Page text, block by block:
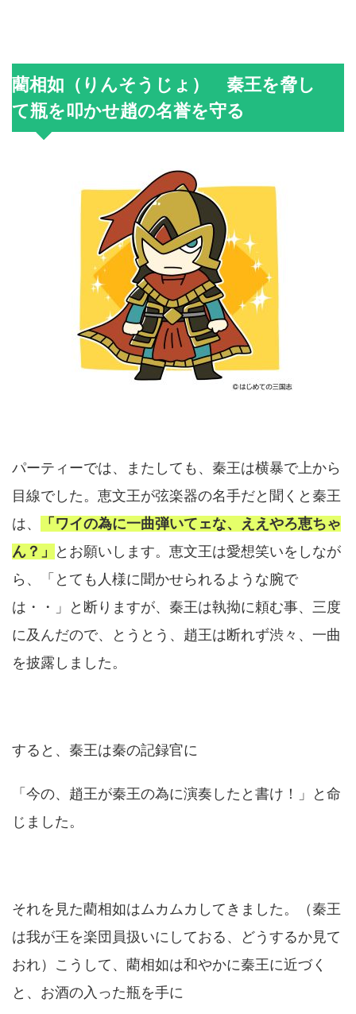
藺相如（りんそうじょ） 秦王を脅し
て瓶を叩かせ趙の名誉を守る
パーティーでは、またしても、秦王は横暴で上から
目線でした。恵文王が弦楽器の名手だと聞くと秦王
は、
「ワイの為に一曲弾いてェな、ええやろ恵ちゃ
ん？」
とお願いします。恵文王は愛想笑いをしなが
ら、「とても人様に聞かせられるような腕で
は・・」と断りますが、秦王は執拗に頼む事、三度
に及んだので、とうとう、趙王は断れず渋々、一曲
を披露しました。
すると、秦王は秦の記録官に
「今の、趙王が秦王の為に演奏したと書け！」と命
じました。
それを見た藺相如はムカムカしてきました。（秦王
は我が王を楽団員扱いにしておる、どうするか見て
おれ）こうして、藺相如は和やかに秦王に近づく
と、お酒の入った瓶を手に